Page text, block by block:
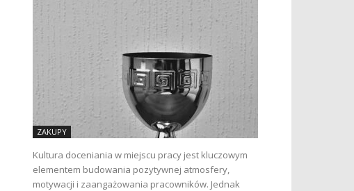
ZAKUPY
Kultura doceniania w miejscu pracy jest kluczowym
elementem budowania pozytywnej atmosfery,
motywacji i zaangażowania pracowników. Jednak